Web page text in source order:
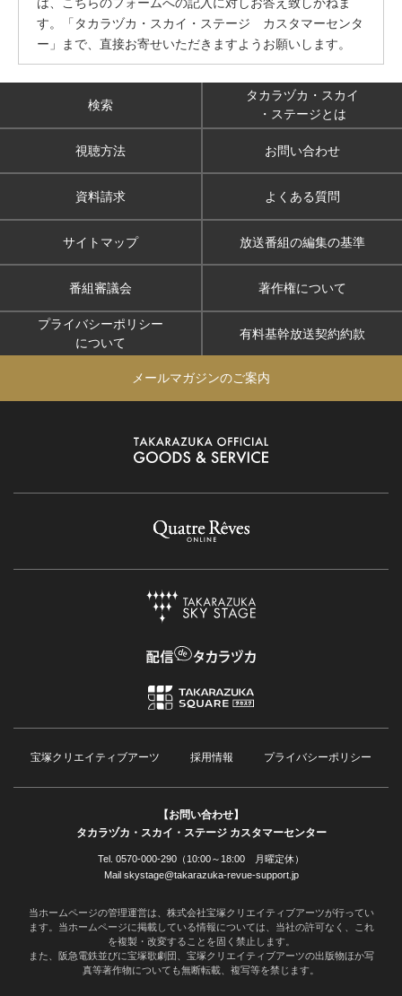
す。「タカラヅカ・スカイ・ステージ カスタマーセンタ
ー」まで、直接お寄せいただきますようお願いします。
検索
タカラヅカ・スカイ
・ステージとは
視聴方法 お問い合わせ
資料請求 よくある質問
サイトマップ 放送番組の編集の基準
番組審議会 著作権について
プライバシーポリシー
について
有料基幹放送契約約款
メールマガジンのご案内
宝塚クリエイティブアーツ 採用情報 プライバシーポリシー
【お問い合わせ】
タカラヅカ・スカイ・ステージ カスタマーセンター
Tel. 0570-000-290（10:00～18:00 月曜定休）
Mail skystage@takarazuka-revue-support.jp
当ホームページの管理運営は、株式会社宝塚クリエイティブアーツが行ってい
ます。当ホームページに掲載している情報については、当社の許可なく、これ
を複製・改変することを固く禁止します。
また、阪急電鉄並びに宝塚歌劇団、宝塚クリエイティブアーツの出版物ほか写
真等著作物についても無断転載、複写等を禁じます。